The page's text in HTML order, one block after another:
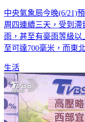
中央氣象局今晚(6/21)
周四連續三天，受到
雨，甚至有豪雨等級
至可達700毫米，而東
生活